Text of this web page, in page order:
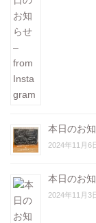
本日のお
2024年11月6
本日のお
2024年11月3